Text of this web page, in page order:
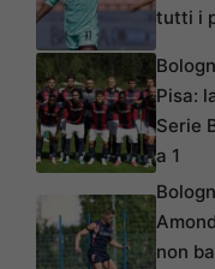
tutti i
Pisa:
Serie
a 1
non